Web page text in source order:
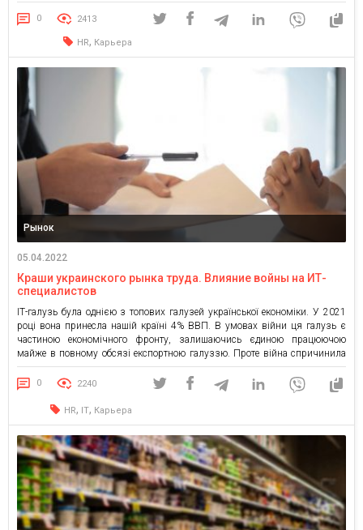
вакансий продавцов снизилось на -40%. OLX Работа проанализировала,
как изменилась ситуация на рынке вакансий “голубых воротничков” во
время войны. Кого ищут работодатели? […]
0 2413
HR, Карьера
Рынок
05.04.2022
Краши украинского рынка труда. Влияние войны на ИТ-
специалистов
ІТ-галузь була однією з топових галузей української економіки. У 2021
році вона принесла нашій країні 4% ВВП. В умовах війни ця галузь є
частиною економічного фронту, залишаючись єдиною працюючою
майже в повному обсязі експортною галуззю. Проте війна спричинила
свій негативний вплив і на цю професійну сферу та її спеціалістів. Це
стосується насамперед ІТ-фахівців, які працювали […]
0 2240
HR, IT, Карьера